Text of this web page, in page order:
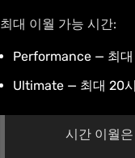
최대 이월 가능 시간:
Performance — 최대
Ultimate — 최대 20
시간 이월